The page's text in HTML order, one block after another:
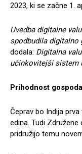
2023, ki se začne 1.
Uvedba digitalne
spodbudila digitalno
dodala: Digitalna
učinkovitejši sistem
Prihodnost
Čeprav bo Indija prva
edina. Tudi
pridružijo temu